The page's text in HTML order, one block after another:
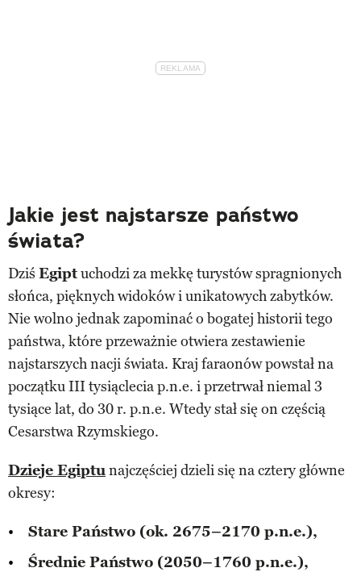
Jakie jest najstarsze państwo
świata?
Dziś Egiptuchodzi za mekkę turystów spragnionych
słońca, pięknych widoków i unikatowych zabytków.
Nie wolno jednak zapominać o bogatej historii tego
państwa, które przeważnie otwiera zestawienie
najstarszych nacji świata. Kraj faraonów powstał na
początku III tysiąclecia p.n.e. i przetrwał niemal 3
tysiące lat, do 30 r. p.n.e. Wtedy stał się on częścią
Cesarstwa Rzymskiego.
Dzieje Egiptunajczęściej dzieli się na cztery główne
okresy:
Stare Państwo (ok. 2675–2170 p.n.e.),
Średnie Państwo (2050–1760 p.n.e.),